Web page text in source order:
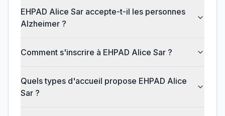
EHPAD Alice Sar accepte-t-il les personnes
Alzheimer ?
Comment s'inscrire à EHPAD Alice Sar ?
Quels types d'accueil propose EHPAD Alice
Sar ?